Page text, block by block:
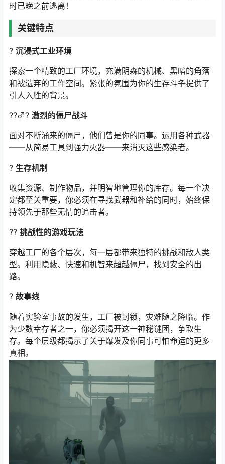
时已晚之前逃离！
关键特点
? 沉浸式工业环境
探索一个精致的工厂环境，充满阴森的机械、黑暗的角落
和被遗弃的工作空间。紧张的氛围为你的生存斗争提供了
引人入胜的背景。
??♂? 激烈的僵尸战斗
面对不断涌来的僵尸，他们曾是你的同事。运用各种武器
——从简易工具到强力火器——来消灭这些感染者。
? 生存机制
收集资源、制作物品，并明智地管理你的库存。每一个决
定都至关重要，你必须在寻找武器和补给的同时，始终保
持领先于那些无情的追击者。
?? 挑战性的游戏玩法
穿越工厂的各个层次，每一层都带来独特的挑战和敌人类
型。利用隐蔽、快速和机智来超越僵尸，找到安全的出
路。
? 故事线
随着实验室事故的发生，工厂被封锁，灾难随之降临。作
为少数幸存者之一，你必须揭开这一神秘谜团，争取生
存。每个层级都揭示了关于爆发及你同事可怕命运的更多
真相。